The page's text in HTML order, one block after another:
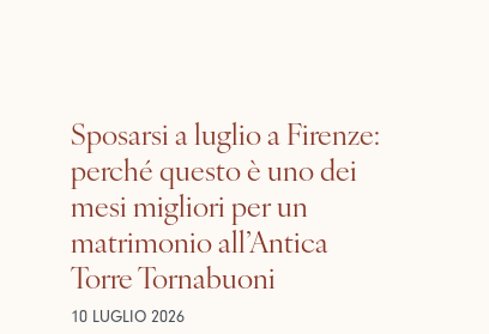
Sposarsi a luglio a Firenze:
perché questo è uno dei
mesi migliori per un
matrimonio all’Antica
Torre Tornabuoni
10 LUGLIO 2026